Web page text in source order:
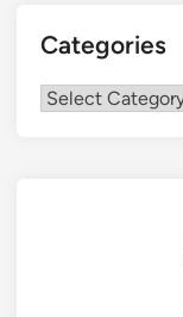
Categories
Categories